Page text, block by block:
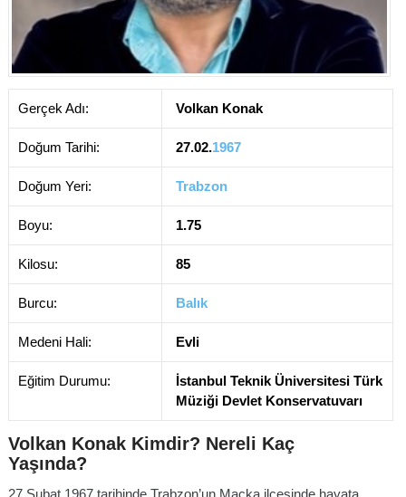
Gerçek Adı: Volkan Konak
Doğum Tarihi: 27.02.1967
Doğum Yeri: Trabzon
Boyu: 1.75
Kilosu: 85
Burcu: Balık
Medeni Hali: Evli
Eğitim Durumu:
İstanbul Teknik Üniversitesi Türk
Müziği Devlet Konservatuvarı
Volkan Konak Kimdir? Nereli Kaç
Yaşında?
27 Şubat 1967 tarihinde Trabzon’un Maçka ilçesinde hayata